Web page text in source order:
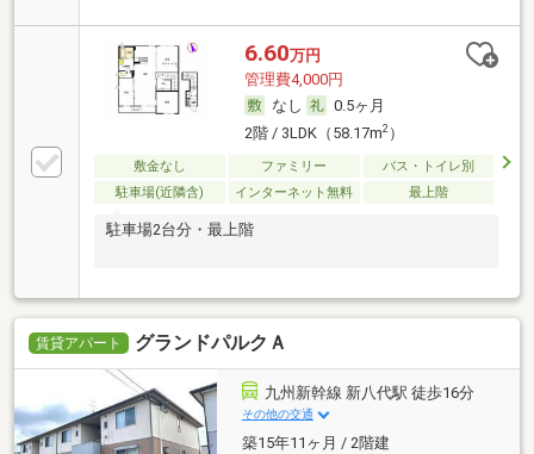
6.60万円
管理費4,000円
なし
0.5ヶ月
2階 / 3LDK（58.17m2）
敷金なし ファミリー
バス・トイレ別
駐車場(近隣含)
インターネット無料 最上階
駐車場2台分・最上階
賃貸アパート グランドパルクＡ
九州新幹線 新八代駅 徒歩16分
その他の交通
築15年11ヶ月 / 2階建